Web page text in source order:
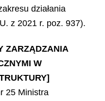
działania
z 2021 r. poz. 937).
ZARZĄDZANIA
W
25 Ministra